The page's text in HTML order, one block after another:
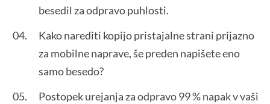
besedil za odpravo puhlosti.
Kako narediti kopijo pristajalne strani prijazno
za mobilne naprave, še preden napišete eno
samo besedo?
Postopek urejanja za odpravo 99 % napak v vaši